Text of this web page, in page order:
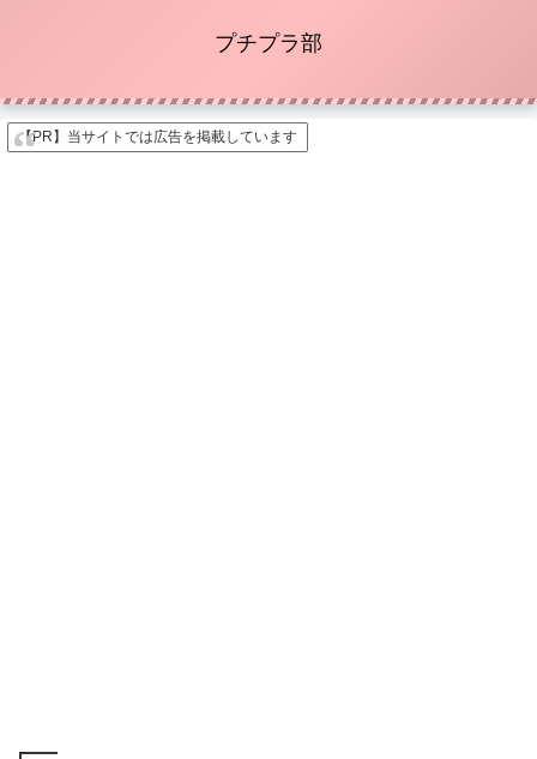
プチプラ部
【PR】当サイトでは広告を掲載しています